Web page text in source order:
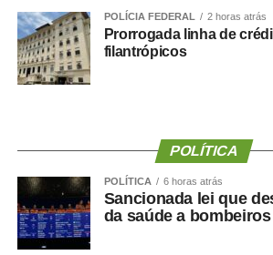
WhatsApp
Facebook
Twitter
POLÍCIA FEDERAL 2 horas atrás
Prorrogada linha de
filantrópicos
POLÍTICA
POLÍTICA 6 horas atrás
Sancionada lei que
da saúde a